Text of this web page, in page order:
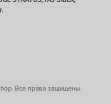
Все права защищены.